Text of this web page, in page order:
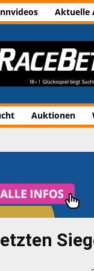
Aktuelle
Auktionen